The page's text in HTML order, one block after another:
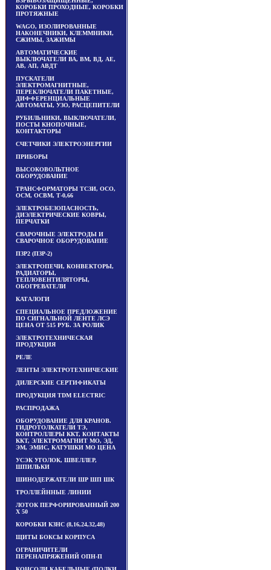
КОРОБКИ ПРОХОДНЫЕ, КОРОБКИ
ПРОТЯЖНЫЕ
WAGO, ИЗОЛИРОВАННЫЕ
НАКОНЕЧНИКИ, КЛЕММНИКИ,
СЖИМЫ, ЗАЖИМЫ
АВТОМАТИЧЕСКИЕ
ВЫКЛЮЧАТЕЛИ ВА, ВМ, ВД, АЕ,
АВ, АП, АВДТ
ПУСКАТЕЛИ
ЭЛЕКТРОМАГНИТНЫЕ,
ПЕРЕКЛЮЧАТЕЛИ ПАКЕТНЫЕ,
ДИФФЕРЕНЦИАЛЬНЫЕ
АВТОМАТЫ, УЗО, РАСЦЕПИТЕЛИ
РУБИЛЬНИКИ, ВЫКЛЮЧАТЕЛИ,
ПОСТЫ КНОПОЧНЫЕ,
КОНТАКТОРЫ
СЧЕТЧИКИ ЭЛЕКТРОЭНЕРГИИ
ПРИБОРЫ
ВЫСОКОВОЛЬТНОЕ
ОБОРУДОВАНИЕ
ТРАНСФОРМАТОРЫ ТСЗИ, ОСО,
ОСМ, ОСВМ, Т-0,66
ЭЛЕКТРОБЕЗОПАСНОСТЬ,
ДИЭЛЕКТРИЧЕСКИЕ КОВРЫ,
ПЕРЧАТКИ
СВАРОЧНЫЕ ЭЛЕКТРОДЫ И
СВАРОЧНОЕ ОБОРУДОВАНИЕ
ПЗР2 (ПЗР-2)
ЭЛЕКТРОПЕЧИ, КОНВЕКТОРЫ,
РАДИАТОРЫ,
ТЕПЛОВЕНТИЛЯТОРЫ,
ОБОГРЕВАТЕЛИ
КАТАЛОГИ
СПЕЦИАЛЬНОЕ ПРЕДЛОЖЕНИЕ
ПО СИГНАЛЬНОЙ ЛЕНТЕ ЛСЭ
ЦЕНА ОТ 515 РУБ. ЗА РОЛИК
ЭЛЕКТРОТЕХНИЧЕСКАЯ
ПРОДУКЦИЯ
РЕЛЕ
ЛЕНТЫ ЭЛЕКТРОТЕХНИЧЕСКИЕ
ДИЛЕРСКИЕ СЕРТИФИКАТЫ
ПРОДУКЦИЯ TDM ЕLECTRIC
РАСПРОДАЖА
ОБОРУДОВАНИЕ ДЛЯ КРАНОВ.
ГИДРОТОЛКАТЕЛИ ТЭ,
КОНТРОЛЛЕРЫ ККТ, КОНТАКТЫ
ККТ, ЭЛЕКТРОМАГНИТ МО, ЭД,
ЭМ, ЭМИС, КАТУШКИ МО ЦЕНА
УСЭК УГОЛОК, ШВЕЛЛЕР,
ШПИЛЬКИ
ШИНОДЕРЖАТЕЛИ ШР ШП ШК
ТРОЛЛЕЙННЫЕ ЛИНИИ
ЛОТОК ПЕРФОРИРОВАННЫЙ 200
Х 50
КОРОБКИ КЗНС (8,16,24,32,48)
ЩИТЫ БОКСЫ КОРПУСА
ОГРАНИЧИТЕЛИ
ПЕРЕНАПРЯЖЕНИЙ ОПН-П